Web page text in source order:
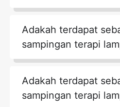
Adakah terdapat
sampingan terapi
Adakah terdapat
sampingan terapi